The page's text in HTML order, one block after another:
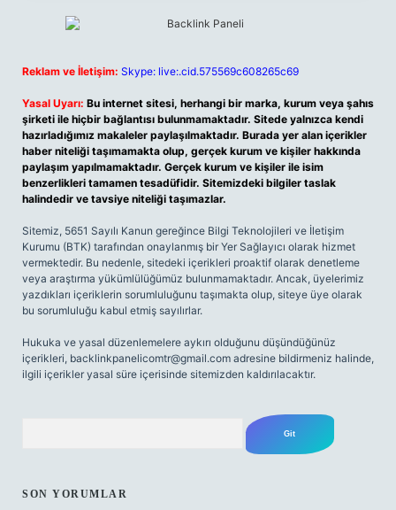
Reklam ve İletişim: Skype: live:.cid.575569c608265c69
Yasal Uyarı: Bu internet sitesi, herhangi bir marka, kurum veya şahıs
şirketi ile hiçbir bağlantısı bulunmamaktadır. Sitede yalnızca kendi
hazırladığımız makaleler paylaşılmaktadır. Burada yer alan içerikler
haber niteliği taşımamakta olup, gerçek kurum ve kişiler hakkında
paylaşım yapılmamaktadır. Gerçek kurum ve kişiler ile isim
benzerlikleri tamamen tesadüfidir. Sitemizdeki bilgiler taslak
halindedir ve tavsiye niteliği taşımazlar.
Sitemiz, 5651 Sayılı Kanun gereğince Bilgi Teknolojileri ve İletişim
Kurumu (BTK) tarafından onaylanmış bir Yer Sağlayıcı olarak hizmet
vermektedir. Bu nedenle, sitedeki içerikleri proaktif olarak denetleme
veya araştırma yükümlülüğümüz bulunmamaktadır. Ancak, üyelerimiz
yazdıkları içeriklerin sorumluluğunu taşımakta olup, siteye üye olarak
bu sorumluluğu kabul etmiş sayılırlar.
Hukuka ve yasal düzenlemelere aykırı olduğunu düşündüğünüz
içerikleri, backlinkpanelicomtr@gmail.com adresine bildirmeniz halinde,
ilgili içerikler yasal süre içerisinde sitemizden kaldırılacaktır.
SON YORUMLAR